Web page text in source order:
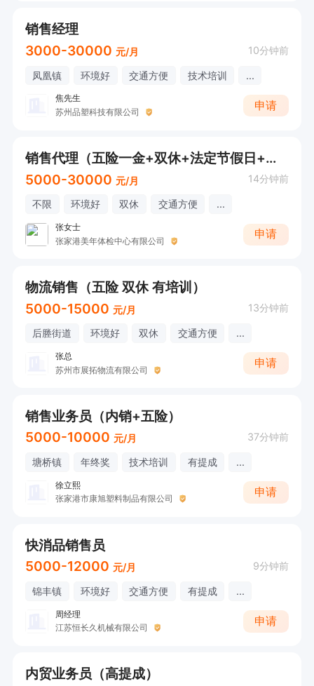
销售经理
3000-30000 元/月 10分钟前
凤凰镇 环境好 交通方便 技术培训 ...
焦先生
苏州品塑科技有限公司
申请
销售代理（五险一金+双休+法定节假日+午餐+各种节假日福利）
5000-30000 元/月 14分钟前
不限 环境好 双休 交通方便 ...
张女士
张家港美年体检中心有限公司
申请
物流销售（五险 双休 有培训）
5000-15000 元/月 13分钟前
后塍街道 环境好 双休 交通方便 ...
张总
苏州市展拓物流有限公司
申请
销售业务员（内销+五险）
5000-10000 元/月 37分钟前
塘桥镇 年终奖 技术培训 有提成 ...
徐立熙
张家港市康旭塑料制品有限公司
申请
快消品销售员
5000-12000 元/月 9分钟前
锦丰镇 环境好 交通方便 有提成 ...
周经理
江苏恒长久机械有限公司
申请
内贸业务员（高提成）